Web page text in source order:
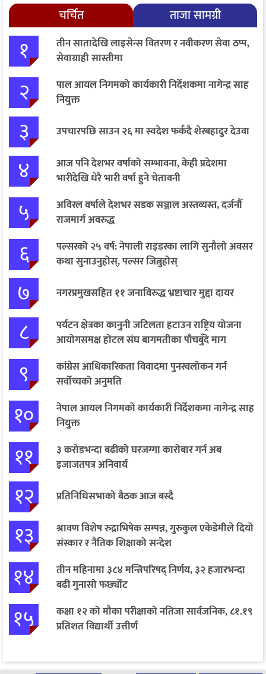
चर्चित ताजा सामग्री
१
तीन सातादेखि लाइसेन्स वितरण र नवीकरण सेवा ठप्प,
सेवाग्राही सास्तीमा
२
पाल आयल निगमको कार्यकारी निर्देशकमा नागेन्द्र साह
नियुक्त
३ उपचारपछि साउन २६ मा स्वदेश फर्कँदै शेरबहादुर देउवा
४
आज पनि देशभर वर्षाको सम्भावना, केही प्रदेशमा
भारीदेखि धेरै भारी वर्षा हुने चेतावनी
५
अविरल वर्षाले देशभर सडक सञ्जाल अस्तव्यस्त, दर्जनौँ
राजमार्ग अवरुद्ध
६
पल्सरको २५ वर्ष: नेपाली राइडरका लागि सुनौलो अवसर
कथा सुनाउनुहोस्, पल्सर जित्नुहोस्
७ नगरप्रमुखसहित ११ जनाविरुद्ध भ्रष्टाचार मुद्दा दायर
८
पर्यटन क्षेत्रका कानुनी जटिलता हटाउन राष्ट्रिय योजना
आयोगसमक्ष होटल संघ बागमतीका पाँचबुँदे माग
९
कांग्रेस आधिकारिकता विवादमा पुनरवलोकन गर्न
सर्वोच्चको अनुमति
१०
नेपाल आयल निगमको कार्यकारी निर्देशकमा नागेन्द्र साह
नियुक्त
११
३ करोडभन्दा बढीको घरजग्गा कारोबार गर्न अब
इजाजतपत्र अनिवार्य
१२ प्रतिनिधिसभाको बैठक आज बस्दै
१३
श्रावण विशेष रुद्राभिषेक सम्पन्न, गुरुकुल एकेडेमीले दियो
संस्कार र नैतिक शिक्षाको सन्देश
१४
तीन महिनामा ३८४ मन्त्रिपरिषद् निर्णय, ३२ हजारभन्दा
बढी गुनासो फर्छ्योट
१५
कक्षा १२ को मौका परीक्षाको नतिजा सार्वजनिक, ८१.१९
प्रतिशत विद्यार्थी उत्तीर्ण